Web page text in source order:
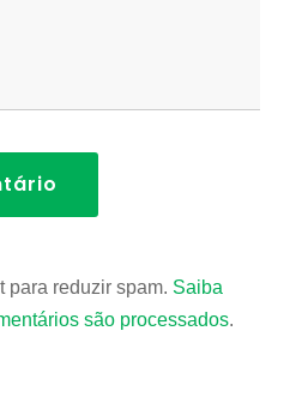
para reduzir spam. Saiba
são processados.